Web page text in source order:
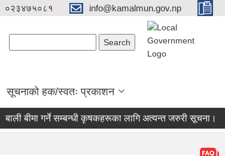
०२३४७५०८१ info@kamalmun.gov.np
सूचनाको हक/स्वतः प्रकाशन
बाली बीमा गर्ने सम्बन्धी कृषकहरूका लागि अत्यन्त जरुरी सूचना।